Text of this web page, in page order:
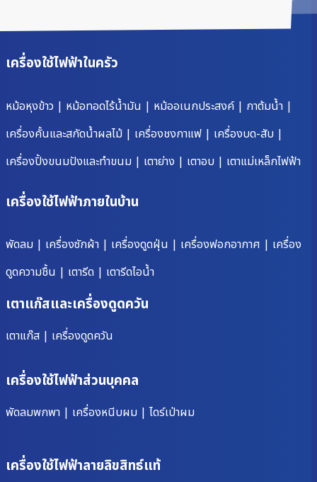
เครื่องใช้ไฟฟ้าในครัว
หม้อหุงข้าว | หม้อทอดไร้น้ำมัน | หม้ออเนกประสงค์ | กาต้มน้ำ |
เครื่องคั้นและสกัดน้ำผลไม้ | เครื่องชงกาแฟ | เครื่องบด-สับ |
เครื่องปิ้งขนมปังและทำขนม | เตาย่าง | เตาอบ | เตาแม่เหล็กไฟฟ้า
เครื่องใช้ไฟฟ้าภายในบ้าน
พัดลม | เครื่องซักผ้า | เครื่องดูดฝุ่น | เครื่องฟอกอากาศ | เครื่อง
ดูดความชื้น | เตารีด | เตารีดไอน้ำ
เตาแก๊สและเครื่องดูดควัน
เตาแก๊ส | เครื่องดูดควัน
เครื่องใช้ไฟฟ้าส่วนบุคคล
พัดลมพกพา | เครื่องหนีบผม | ไดร์เป่าผม
เครื่องใช้ไฟฟ้าลายลิขสิทธ์แท้